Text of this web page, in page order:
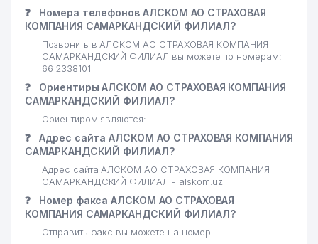
❓
Номера телефонов АЛСКОМ АО СТРАХОВАЯ
КОМПАНИЯ САМАРКАНДСКИЙ ФИЛИАЛ?
Позвонить в АЛСКОМ АО СТРАХОВАЯ КОМПАНИЯ
САМАРКАНДСКИЙ ФИЛИАЛ вы можете по номерам:
66 2338101
❓
Ориентиры АЛСКОМ АО СТРАХОВАЯ КОМПАНИЯ
САМАРКАНДСКИЙ ФИЛИАЛ?
Ориентиром являются:
❓
Адрес сайта АЛСКОМ АО СТРАХОВАЯ КОМПАНИЯ
САМАРКАНДСКИЙ ФИЛИАЛ?
Адрес сайта АЛСКОМ АО СТРАХОВАЯ КОМПАНИЯ
САМАРКАНДСКИЙ ФИЛИАЛ - alskom.uz
❓
Номер факса АЛСКОМ АО СТРАХОВАЯ
КОМПАНИЯ САМАРКАНДСКИЙ ФИЛИАЛ?
Отправить факс вы можете на номер .